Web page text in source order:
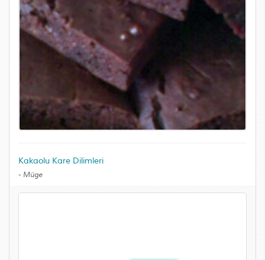
Kakaolu Kare Dilimleri
- Müge